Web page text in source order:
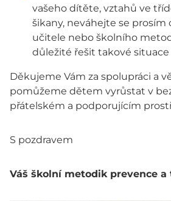
vašeho dítěte, vztahů ve
šikany, neváhejte se
učitele nebo školního
důležité řešit takové situace
Děkujeme Vám za spolupráci a
pomůžeme dětem vyrůstat v
přátelském a podporujícím
S pozdravem
Váš školní metodik prevence